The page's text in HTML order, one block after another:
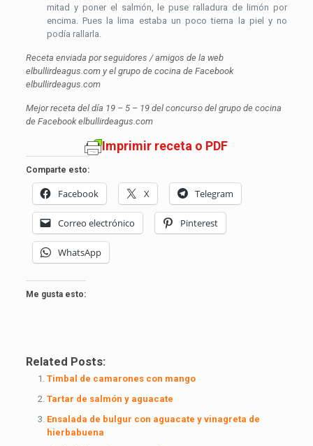
mitad y poner el salmón, le puse ralladura de limón por
encima. Pues la lima estaba un poco tierna la piel y no
podía rallarla.
Receta enviada por seguidores / amigos de la web
elbullirdeagus.com y el grupo de cocina de Facebook
elbullirdeagus.com
Mejor receta del día 19 – 5 – 19 del concurso del grupo de cocina
de Facebook elbullirdeagus.com
Imprimir receta o PDF
Comparte esto:
Facebook X Telegram
Correo electrónico Pinterest
WhatsApp
Me gusta esto:
Related Posts:
Timbal de camarones con mango
Tartar de salmón y aguacate
Ensalada de bulgur con aguacate y vinagreta de
hierbabuena